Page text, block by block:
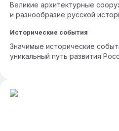
Великие архитектурные
и разнообразие русской
Исторические события
Значимые исторические
уникальный путь развития